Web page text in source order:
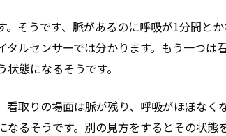
。そうです、脈があるのに呼吸が1分間と
タルセンサーでは分かります。もう一つ
態になるそうです。
看取りの場面は脈が残り、呼吸がほぼな
なるそうです。別の見方をするとその状